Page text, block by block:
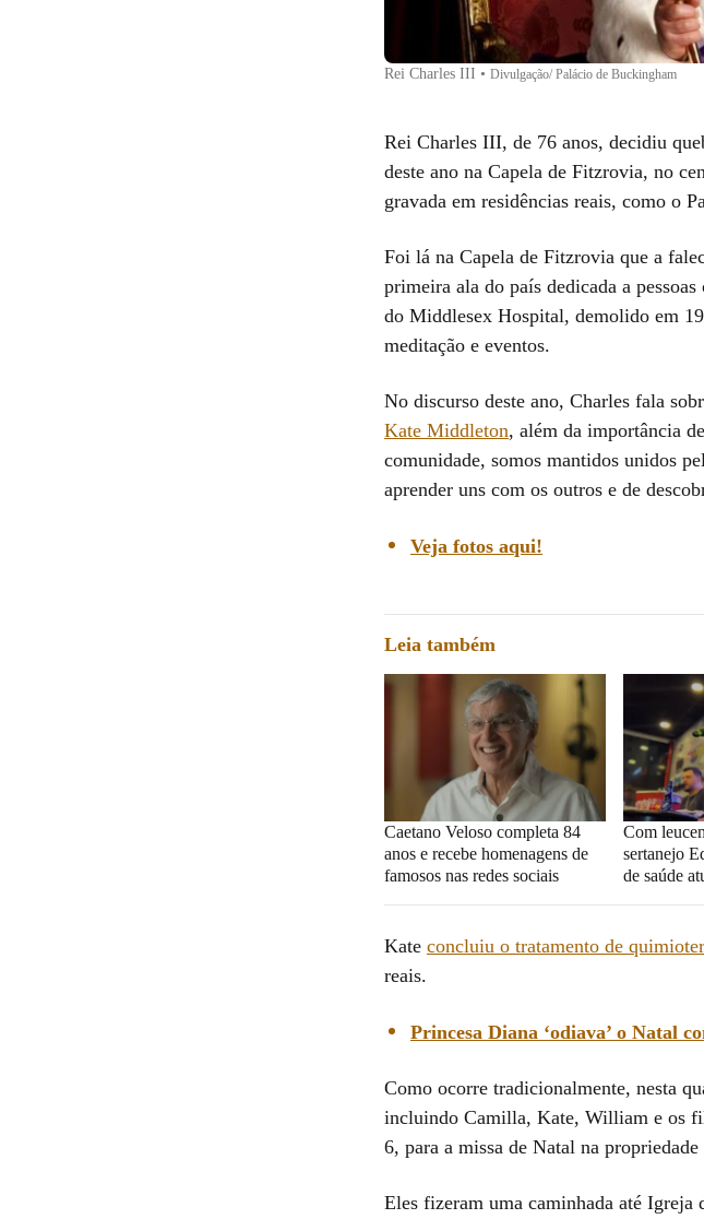
Rei Charles III • Divulgação/ Palácio de Buckingham
Rei Charles III, de 76 anos, decidiu
deste ano na Capela de Fitzrovia, no
gravada em residências reais, como o
Foi lá na Capela de Fitzrovia que a
primeira ala do país dedicada a
do Middlesex Hospital, demolido em
meditação e eventos.
No discurso deste ano, Charles fala
Kate Middleton, além da importância
comunidade, somos mantidos unidos
aprender uns com os outros e de
Veja fotos aqui!
Leia também
Caetano Veloso completa 84
anos e recebe homenagens de
famosos nas redes sociais
Com
sertanejo
de saúde
Kate concluiu o tratamento de
reais.
Princesa Diana ‘odiava’ o Natal
Como ocorre tradicionalmente, nesta
incluindo Camilla, Kate, William e os
6, para a missa de Natal na
Eles fizeram uma caminhada até Igreja